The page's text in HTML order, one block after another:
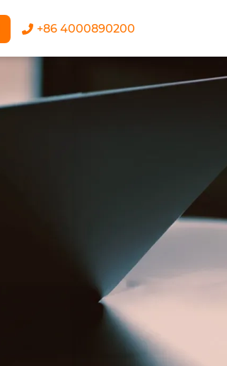
+86 4000890200